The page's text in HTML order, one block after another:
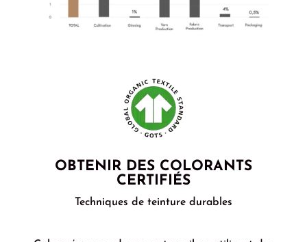
OBTENIR DES COLORANTS
CERTIFIÉS
Techniques de teinture durables